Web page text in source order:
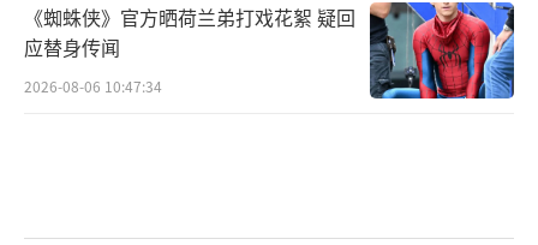
《蜘蛛侠》官方晒荷兰弟打戏花絮 疑回
应替身传闻
2026-08-06 10:47:34